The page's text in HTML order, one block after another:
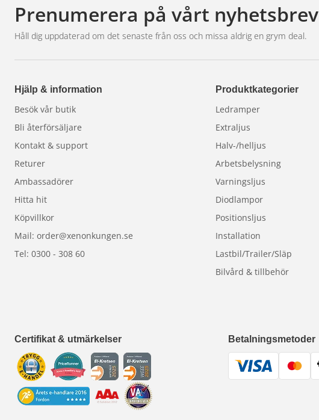
Prenumerera på vårt nyhetsbrev
Håll dig uppdaterad om det senaste från oss och missa aldrig en grym deal.
Hjälp & information
Besök vår butik
Bli återförsäljare
Kontakt & support
Returer
Ambassadörer
Hitta hit
Köpvillkor
Mail: order@xenonkungen.se
Tel: 0300 - 308 60
Produktkategorier
Ledramper
Extraljus
Halv-/helljus
Arbetsbelysning
Varningsljus
Diodlampor
Positionsljus
Installation
Lastbil/Trailer/Släp
Bilvård & tillbehör
Certifikat & utmärkelser Betalningsmetoder